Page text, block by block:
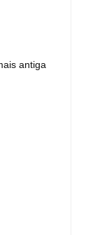
antiga